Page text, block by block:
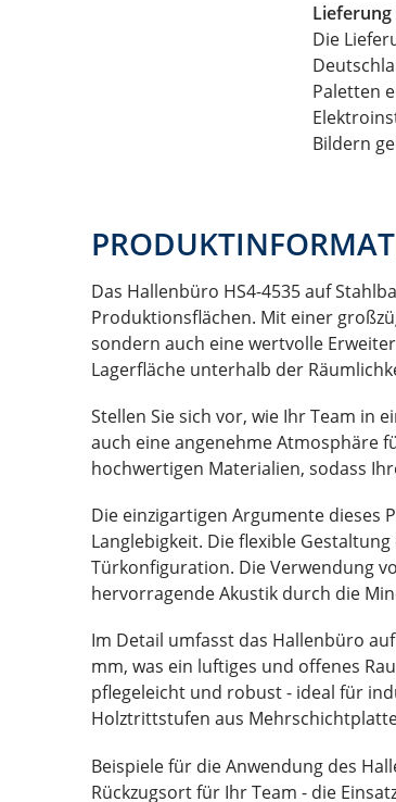
Die
Paletten
Bildern
Das Hallenbüro HS4-4535 auf
Produktionsflächen. Mit einer
sondern auch eine wertvolle
Lagerfläche unterhalb der
Stellen Sie sich vor, wie Ihr Team in
auch eine angenehme Atmosphäre
hochwertigen Materialien, sodass
Die einzigartigen Argumente dieses
Langlebigkeit. Die flexible
Türkonfiguration. Die Verwendung
hervorragende Akustik durch die
Im Detail umfasst das Hallenbüro
mm, was ein luftiges und offenes
pflegeleicht und robust - ideal für
Holztrittstufen aus
Beispiele für die Anwendung des
Rückzugsort für Ihr Team - die